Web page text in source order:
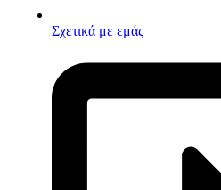
Σχετικά με εμάς